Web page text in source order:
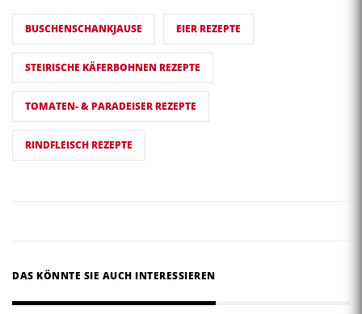
BUSCHENSCHANKJAUSE EIER REZEPTE
STEIRISCHE KÄFERBOHNEN REZEPTE
TOMATEN- & PARADEISER REZEPTE
RINDFLEISCH REZEPTE
DAS KÖNNTE SIE AUCH INTERESSIEREN